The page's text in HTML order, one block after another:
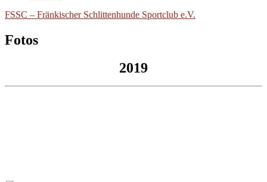
FSSC – Fränkischer Schlittenhunde Sportclub e.V.
Fotos
2019